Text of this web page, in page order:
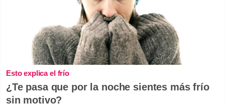
Esto explica el frío
¿Te pasa que por la noche sientes más frío
sin motivo?